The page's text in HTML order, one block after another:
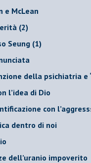
e McLean
(2)
Seung (1)
della psichiatria e
l’idea di Dio
con
dentro di noi
dell’uranio impoverito